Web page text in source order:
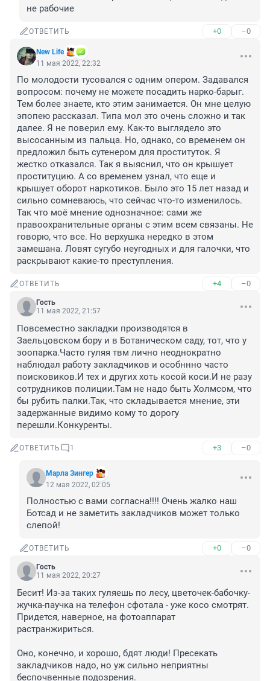
не рабочие
ОТВЕТИТЬ +0 –0
New Life
11 мая 2022, 22:32
По молодости тусовался с одним опером. Задавался
вопросом: почему не можете посадить нарко-барыг.
Тем более знаете, кто этим занимается. Он мне целую
эпопею рассказал. Типа мол это очень сложно и так
далее. Я не поверил ему. Как-то выглядело это
высосанным из пальца. Но, однако, со временем он
предложил быть сутенером для проституток. Я
жестко отказался. Так я выяснил, что он крышует
проституцию. А со временем узнал, что еще и
крышует оборот наркотиков. Было это 15 лет назад и
сильно сомневаюсь, что сейчас что-то изменилось.
Так что моё мнение однозначное: сами же
правоохранительные органы с этим всем связаны. Не
говорю, что все. Но верхушка нередко в этом
замешана. Ловят сугубо неугодных и для галочки, что
раскрывают какие-то преступления.
ОТВЕТИТЬ +4 –0
Гость
11 мая 2022, 21:57
Повсеместно закладки производятся в
Заельцовском бору и в Ботаническом саду, тот, что у
зоопарка.Часто гуляя твм лично неоднократно
наблюдал работу закладчиков и особннно часто
поисковиков.И тех и других хоть косой коси.И не разу
сотрудников полиции.Там не надо быть Холмсом, что
бы рубить палки.Так, что складывается мнение, эти
задержанные видимо кому то дорогу
перешли.Конкуренты.
ОТВЕТИТЬ 1 +3 –0
Марла Зингер
12 мая 2022, 02:05
Полностью с вами согласна!!!! Очень жалко наш
Ботсад и не заметить закладчиков может только
слепой!
ОТВЕТИТЬ +0 –0
Гость
11 мая 2022, 20:27
Бесит! Из-за таких гуляешь по лесу, цветочек-бабочку-
жучка-паучка на телефон сфотала - уже косо смотрят.
Придется, наверное, на фотоаппарат
растранжириться.
Оно, конечно, и хорошо, бдят люди! Пресекать
закладчиков надо, но уж сильно неприятны
беспочвенные подозрения.